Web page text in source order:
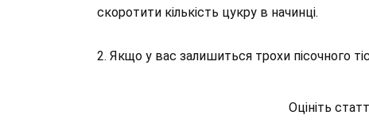
скоротити кількість цукру в начинці.
2. Якщо у вас залишиться трохи пісочного
Оцініть